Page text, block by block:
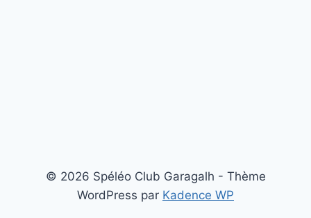
© 2026 Spéléo Club Garagalh - Thème
WordPress par Kadence WP